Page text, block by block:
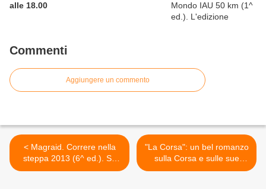
alle 18.00
Commenti
Aggiungere un commento
< Magraid. Correre nella
steppa 2013 (6^ ed.). Su
RAI Sport 1, il 27 agosto
"La Corsa": un bel romanzo
sulla Corsa e sulle sue
motivazioni >